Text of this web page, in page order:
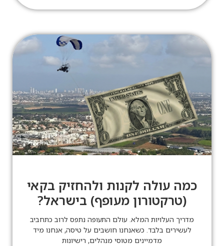
כמה עולה לקנות ולהחזיק בקאי
(טרקטורון מעופף) בישראל?
מדריך העלויות המלא. עולם התעופה נתפס לרוב כתחביב
לעשירים בלבד. כשאנחנו חושבים על טיסה, אנחנו מיד
מדמיינים מטוסי מנהלים, רישיונות